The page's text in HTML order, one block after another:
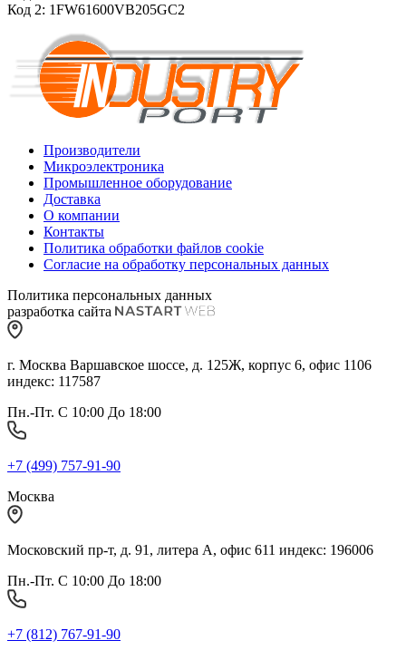
Код 2: 1FW61600VB205GC2
Производители
Микроэлектроника
Промышленное оборудование
Доставка
О компании
Контакты
Политика обработки файлов cookie
Согласие на обработку персональных данных
Политика персональных данных
разработка сайта
г. Москва Варшавское шоссе, д. 125Ж, корпус 6, офис 1106
индекс: 117587
Пн.-Пт. С 10:00 До 18:00
+7 (499) 757-91-90
Москва
Московский пр-т, д. 91, литера А, офис 611 индекс: 196006
Пн.-Пт. С 10:00 До 18:00
+7 (812) 767-91-90